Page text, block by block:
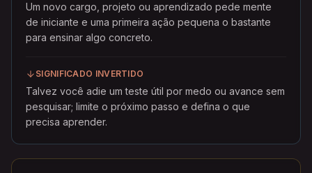
Um novo cargo, projeto ou aprendizado pede mente
de iniciante e uma primeira ação pequena o bastante
para ensinar algo concreto.
SIGNIFICADO INVERTIDO
Talvez você adie um teste útil por medo ou avance sem
pesquisar; limite o próximo passo e defina o que
precisa aprender.